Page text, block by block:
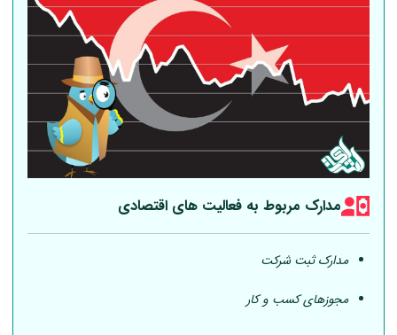
مدارک مربوط به فعالیت های اقتصادی
مدارک ثبت شرکت
مجوزهای کسب و کار